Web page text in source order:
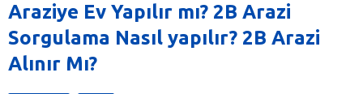
Araziye Ev Yapılır mı? 2B Arazi
Sorgulama Nasıl yapılır? 2B Arazi
Alınır Mı?